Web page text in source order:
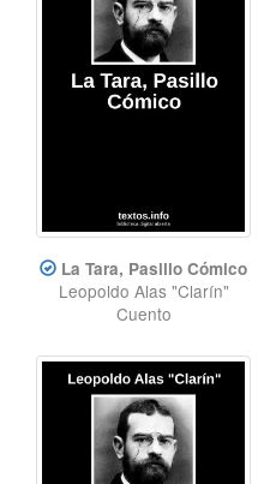
La Tara, Pasillo Cómico
Leopoldo Alas "Clarín"
Cuento